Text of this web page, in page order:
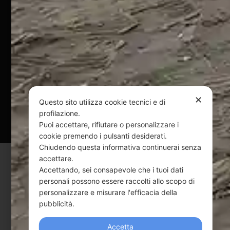
Pagamenti Sicuri
@ Copyright 2024 Webpesca è un brand Intent di Federico
Andrenacci P.Iva 01917920678
Via G. Galilei n. 2 – 64018 Tortoreto TE | REA TE-168019 |
Mail:info@webpesca.it| Pec:federicoandrenacci@pec.it
Questo sito è protetto da Google reCAPTCHA
Privacy Policy eTerms of Servicedi Google.
✕
Questo sito utilizza cookie tecnici e di
profilazione.
Puoi accettare, rifiutare o personalizzare i
cookie premendo i pulsanti desiderati.
Chiudendo questa informativa continuerai senza
accettare.
Accettando, sei consapevole che i tuoi dati
personali possono essere raccolti allo scopo di
personalizzare e misurare l'efficacia della
pubblicità.
Accetta